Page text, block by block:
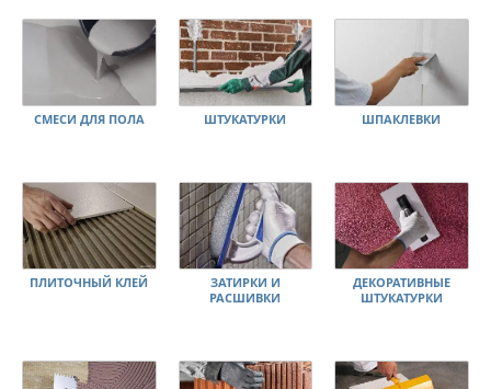
СМЕСИ ДЛЯ ПОЛА ШТУКАТУРКИ ШПАКЛЕВКИ
ПЛИТОЧНЫЙ КЛЕЙ
ЗАТИРКИ И
РАСШИВКИ
ДЕКОРАТИВНЫЕ
ШТУКАТУРКИ